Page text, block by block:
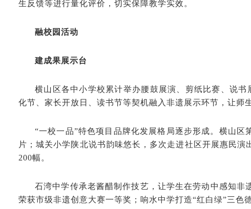
生反馈等进行量化评价，切实保障教学实效。
融校园活动
建成果展示台
横山区各中小学校累计举办腰鼓展演、剪纸比赛、说
化节、家长开放日、读书节等契机融入非遗展示环节，让师
“一校一品”特色项目品牌化发展格局逐步形成。横山
片；城关小学陕北说书韵味悠长，多次走进社区开展惠民
200幅。
石湾中学传承老酱醋制作技艺，让学生在劳动中感知
荣获市级非遗创意大赛一等奖；响水中学打造“红白绿”三色